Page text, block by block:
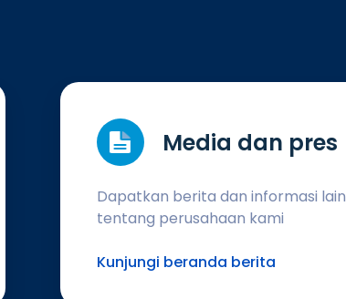
Media dan pres
Dapatkan berita dan informasi lain
tentang perusahaan kami
Kunjungi beranda berita